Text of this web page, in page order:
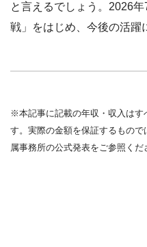
と言えるでしょう。2026
戦」をはじめ、今後の活躍
※本記事に記載の年収・収入はす
す。実際の金額を保証するもの
属事務所の公式発表をご参照くだ